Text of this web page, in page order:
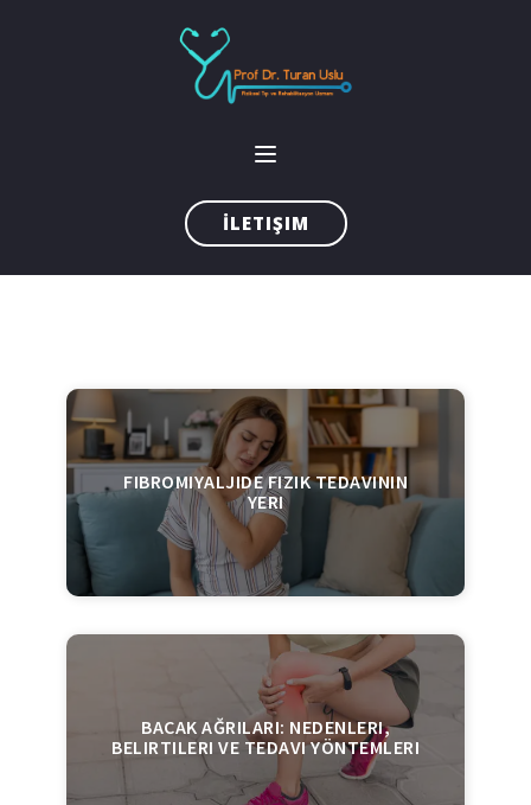
İLETIŞIM
FIBROMIYALJIDE FIZIK TEDAVININ
YERI
BACAK AĞRILARI: NEDENLERI,
BELIRTILERI VE TEDAVI YÖNTEMLERI